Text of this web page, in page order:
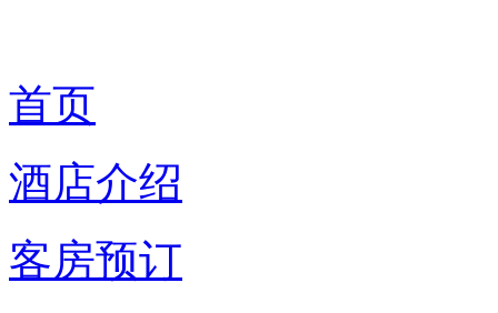
首页
酒店介绍
客房预订